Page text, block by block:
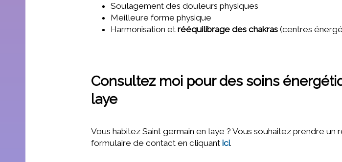
Soulagement des douleurs physiques
Meilleure forme physique
Harmonisation et rééquilibrage des chakras (centres
Consultez moi pour des soins
laye
Vous habitez Saint germain en laye ? Vous souhaitez prendre
formulaire de contact en cliquant ici.